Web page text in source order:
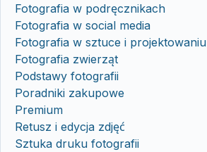
Fotografia w podręcznikach
Fotografia w social media
Fotografia w sztuce i projektowaniu
Fotografia zwierząt
Podstawy fotografii
Poradniki zakupowe
Premium
Retusz i edycja zdjęć
Sztuka druku fotografii